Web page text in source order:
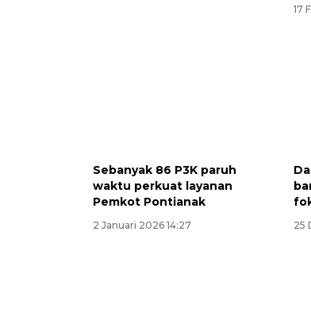
17
Sebanyak 86 P3K paruh
waktu perkuat layanan
Pemkot Pontianak
2 Januari 2026 14:27 25